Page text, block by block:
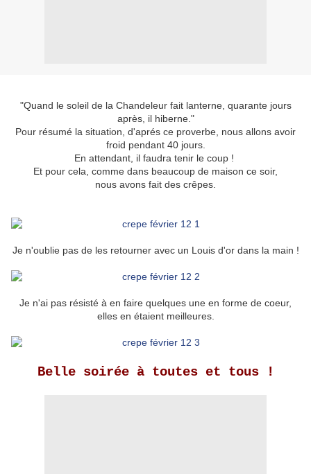
"Quand le soleil de la Chandeleur fait lanterne, quarante jours
après, il hiberne."
Pour résumé la situation, d'aprés ce proverbe, nous allons avoir
froid pendant 40 jours.
En attendant, il faudra tenir le coup !
Et pour cela, comme dans beaucoup de maison ce soir,
nous avons fait des crêpes.
Je n'oublie pas de les retourner avec un Louis d'or dans la main !
Je n'ai pas résisté à en faire quelques une en forme de coeur,
elles en étaient meilleures.
Belle soirée à toutes et tous !